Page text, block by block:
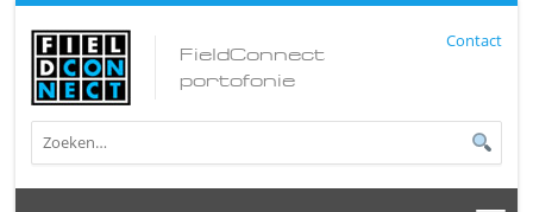
FieldConnect
portofonie
Contact